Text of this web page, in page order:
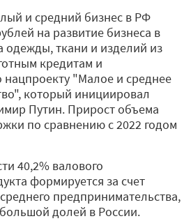
и средний бизнес в РФ
на развитие бизнеса в
одежды, ткани и изделий из
кредитам и
нацпроекту "Малое и среднее
который инициировал
Путин. Прирост объема
по сравнению с 2022 годом
40,2% валового
формируется за счет
предпринимательства,
долей в России.